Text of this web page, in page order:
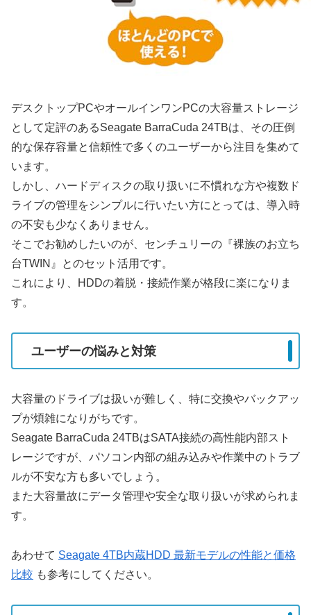
デスクトップPCやオールインワンPCの大容量ストレージ
として定評のあるSeagate BarraCuda 24TBは、その圧倒
的な保存容量と信頼性で多くのユーザーから注目を集めて
います。
しかし、ハードディスクの取り扱いに不慣れな方や複数ド
ライブの管理をシンプルに行いたい方にとっては、導入時
の不安も少なくありません。
そこでお勧めしたいのが、センチュリーの『裸族のお立ち
台TWIN』とのセット活用です。
これにより、HDDの着脱・接続作業が格段に楽になりま
す。
ユーザーの悩みと対策
大容量のドライブは扱いが難しく、特に交換やバックアッ
プが煩雑になりがちです。
Seagate BarraCuda 24TBはSATA接続の高性能内部スト
レージですが、パソコン内部の組み込みや作業中のトラブ
ルが不安な方も多いでしょう。
また大容量故にデータ管理や安全な取り扱いが求められま
す。
あわせて Seagate 4TB内蔵HDD 最新モデルの性能と価格
比較 も参考にしてください。